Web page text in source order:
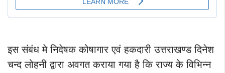
इस संबंध मे निदेषक कोषागार एवं हकदारी उत्तराखण्ड दिनेश
चन्द लोहनी द्वारा अवगत कराया गया है कि राज्य के विभिन्न